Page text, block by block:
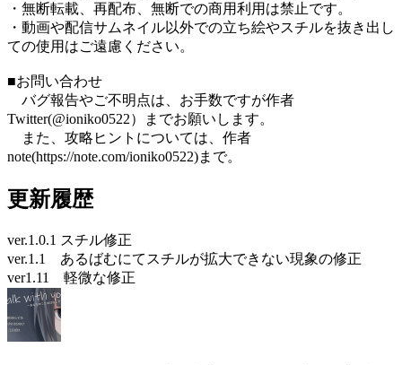
・無断転載、再配布、無断での商用利用は禁止です。
・動画や配信サムネイル以外での立ち絵やスチルを抜き出し
ての使用はご遠慮ください。
■お問い合わせ
バグ報告やご不明点は、お手数ですが作者
Twitter(@ioniko0522）までお願いします。
また、攻略ヒントについては、作者
note(https://note.com/ioniko0522)まで。
更新履歴
ver.1.0.1 スチル修正
ver.1.1 あるばむにてスチルが拡大できない現象の修正
ver1.11 軽微な修正